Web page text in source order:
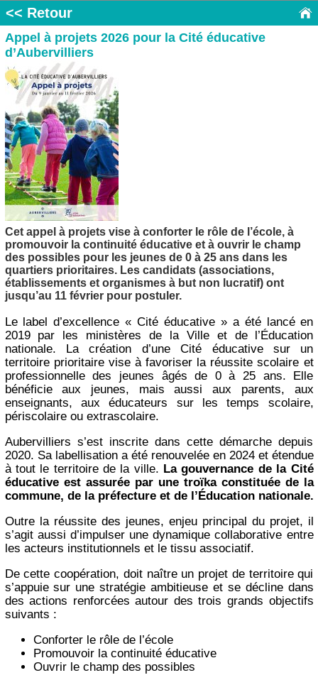
<< Retour
Appel à projets 2026 pour la Cité éducative
d’Aubervilliers
Cet appel à projets vise à conforter le rôle de l’école, à
promouvoir la continuité éducative et à ouvrir le champ
des possibles pour les jeunes de 0 à 25 ans dans les
quartiers prioritaires. Les candidats (associations,
établissements et organismes à but non lucratif) ont
jusqu’au 11 février pour postuler.
Le label d’excellence « Cité éducative » a été lancé en
2019 par les ministères de la Ville et de l’Éducation
nationale. La création d’une Cité éducative sur un
territoire prioritaire vise à favoriser la réussite scolaire et
professionnelle des jeunes âgés de 0 à 25 ans. Elle
bénéficie aux jeunes, mais aussi aux parents, aux
enseignants, aux éducateurs sur les temps scolaire,
périscolaire ou extrascolaire.
Aubervilliers s’est inscrite dans cette démarche depuis
2020. Sa labellisation a été renouvelée en 2024 et étendue
à tout le territoire de la ville. La gouvernance de la Cité
éducative est assurée par une troïka constituée de la
commune, de la préfecture et de l’Éducation nationale.
Outre la réussite des jeunes, enjeu principal du projet, il
s’agit aussi d’impulser une dynamique collaborative entre
les acteurs institutionnels et le tissu associatif.
De cette coopération, doit naître un projet de territoire qui
s’appuie sur une stratégie ambitieuse et se décline dans
des actions renforcées autour des trois grands objectifs
suivants :
Conforter le rôle de l’école
Promouvoir la continuité éducative
Ouvrir le champ des possibles